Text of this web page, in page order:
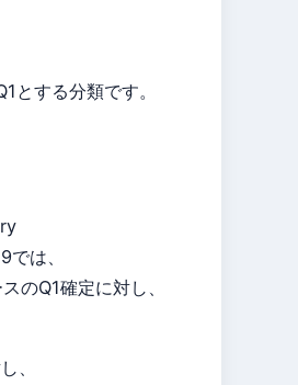
とする分類です。
は、
のQ1確定に対し、
、